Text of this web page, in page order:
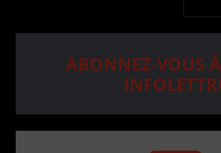
ABONNEZ-VOUS